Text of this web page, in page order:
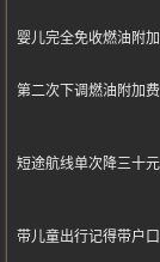
婴儿完全免收燃油附
第二次下调燃油附加
短途航线单次降三十
带儿童出行记得带户